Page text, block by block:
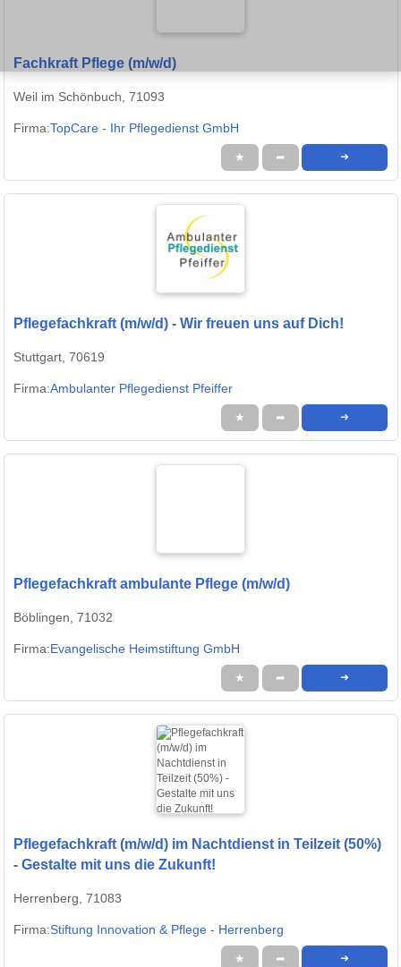
Fachkraft Pflege (m/w/d)
Weil im Schönbuch, 71093
Firma:TopCare - Ihr Pflegedienst GmbH
★ ➦ ➜
Pflegefachkraft (m/w/d) - Wir freuen uns auf Dich!
Stuttgart, 70619
Firma:Ambulanter Pflegedienst Pfeiffer
★ ➦ ➜
Pflegefachkraft ambulante Pflege (m/w/d)
Böblingen, 71032
Firma:Evangelische Heimstiftung GmbH
★ ➦ ➜
Pflegefachkraft (m/w/d) im Nachtdienst in Teilzeit (50%)
- Gestalte mit uns die Zukunft!
Herrenberg, 71083
Firma:Stiftung Innovation & Pflege - Herrenberg
★ ➦ ➜